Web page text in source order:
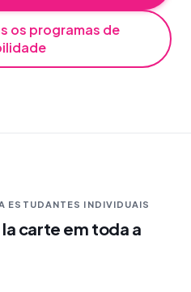
os programas de
ESTUDANTES INDIVIDUAIS
carte em toda a